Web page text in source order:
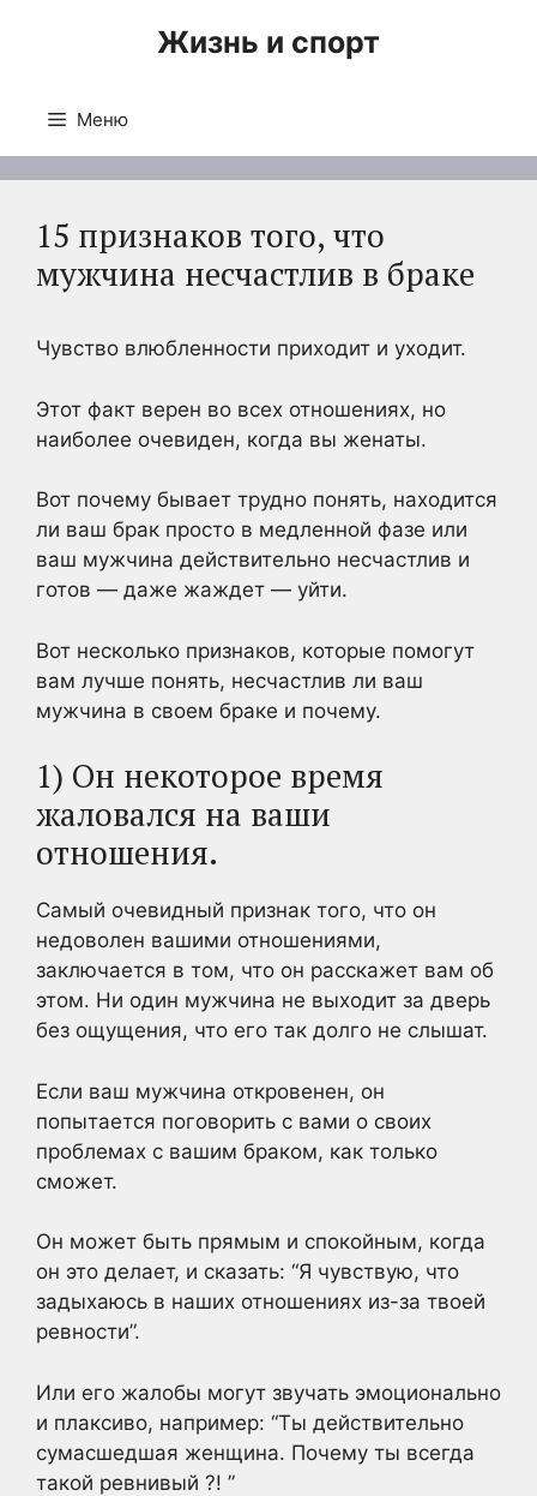
Жизнь и спорт
Меню
15 признаков того, что
мужчина несчастлив в браке
Чувство влюбленности приходит и уходит.
Этот факт верен во всех отношениях, но
наиболее очевиден, когда вы женаты.
Вот почему бывает трудно понять, находится
ли ваш брак просто в медленной фазе или
ваш мужчина действительно несчастлив и
готов — даже жаждет — уйти.
Вот несколько признаков, которые помогут
вам лучше понять, несчастлив ли ваш
мужчина в своем браке и почему.
1) Он некоторое время
жаловался на ваши
отношения.
Самый очевидный признак того, что он
недоволен вашими отношениями,
заключается в том, что он расскажет вам об
этом. Ни один мужчина не выходит за дверь
без ощущения, что его так долго не слышат.
Если ваш мужчина откровенен, он
попытается поговорить с вами о своих
проблемах с вашим браком, как только
сможет.
Он может быть прямым и спокойным, когда
он это делает, и сказать: “Я чувствую, что
задыхаюсь в наших отношениях из-за твоей
ревности”.
Или его жалобы могут звучать эмоционально
и плаксиво, например: “Ты действительно
сумасшедшая женщина. Почему ты всегда
такой ревнивый ?! ”